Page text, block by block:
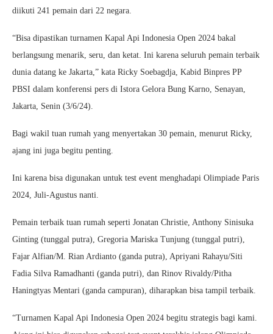
diikuti 241 pemain dari 22 negara.
“Bisa dipastikan turnamen Kapal Api Indonesia Open 2024 bakal
berlangsung menarik, seru, dan ketat. Ini karena seluruh pemain terbaik
dunia datang ke Jakarta,” kata Ricky Soebagdja, Kabid Binpres PP
PBSI dalam konferensi pers di Istora Gelora Bung Karno, Senayan,
Jakarta, Senin (3/6/24).
Bagi wakil tuan rumah yang menyertakan 30 pemain, menurut Ricky,
ajang ini juga begitu penting.
Ini karena bisa digunakan untuk test event menghadapi Olimpiade Paris
2024, Juli-Agustus nanti.
Pemain terbaik tuan rumah seperti Jonatan Christie, Anthony Sinisuka
Ginting (tunggal putra), Gregoria Mariska Tunjung (tunggal putri),
Fajar Alfian/M. Rian Ardianto (ganda putra), Apriyani Rahayu/Siti
Fadia Silva Ramadhanti (ganda putri), dan Rinov Rivaldy/Pitha
Haningtyas Mentari (ganda campuran), diharapkan bisa tampil terbaik.
“Turnamen Kapal Api Indonesia Open 2024 begitu strategis bagi kami.